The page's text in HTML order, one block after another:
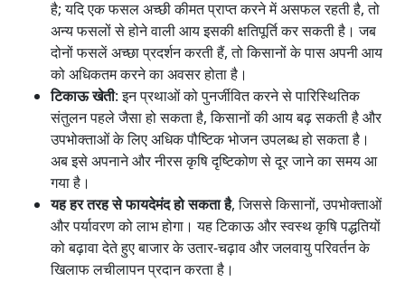
है; यदि एक फसल अच्छी कीमत प्राप्त करने में असफल रहती है, तो
अन्य फसलों से होने वाली आय इसकी क्षतिपूर्ति कर सकती है। जब
दोनों फसलें अच्छा प्रदर्शन करती हैं, तो किसानों के पास अपनी आय
को अधिकतम करने का अवसर होता है।
टिकाऊ खेती: इन प्रथाओं को पुनर्जीवित करने से पारिस्थितिक
संतुलन पहले जैसा हो सकता है, किसानों की आय बढ़ सकती है और
उपभोक्ताओं के लिए अधिक पौष्टिक भोजन उपलब्ध हो सकता है।
अब इसे अपनाने और नीरस कृषि दृष्टिकोण से दूर जाने का समय आ
गया है।
यह हर तरह से फायदेमंद हो सकता है, जिससे किसानों, उपभोक्ताओं
और पर्यावरण को लाभ होगा। यह टिकाऊ और स्वस्थ कृषि पद्धतियों
को बढ़ावा देते हुए बाजार के उतार-चढ़ाव और जलवायु परिवर्तन के
खिलाफ लचीलापन प्रदान करता है।